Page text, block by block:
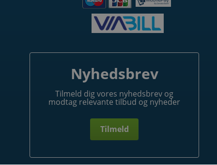
Nyhedsbrev
Tilmeld dig vores nyhedsbrev og
modtag relevante tilbud og nyheder
Tilmeld